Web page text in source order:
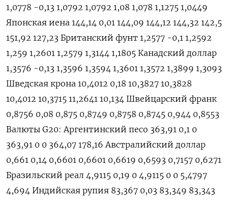
1,0778 -0,13 1,0792 1,0792 1,08 1,078 1,1275 1,0449
Японская иена 144,14 0,01 144,09 144,12 144,32 142,5
151,92 127,23 Британский фунт 1,2577 -0,1 1,2592
1,259 1,2601 1,2579 1,3144 1,1805 Канадский доллар
1,3576 -0,13 1,3596 1,3594 1,3601 1,3572 1,3899 1,3093
Шведская крона 10,4012 0,18 10,3827 10,3828
10,4012 10,3715 11,2641 10,134 Швейцарский франк
0,8756 0,08 0,875 0,8749 0,8758 0,8745 0,944 0,8553
Валюты G20: Аргентинский песо 363,91 0,1 0
363,91 0 0 364,07 178,16 Австралийский доллар
0,661 0,14 0,6601 0,6601 0,6619 0,6593 0,7157 0,6271
Бразильский реал 4,9115 0,19 0 4,9115 0 0 5,4797
4,694 Индийская рупия 83,367 0,03 83,349 83,343